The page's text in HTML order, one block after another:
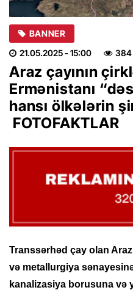
BANNER
21.05.2025- 15:00 384
Araz çayının
Ermənistanı
hansı ölkələrin
FOTOFAKTLAR
Transsərhəd çay olan
və metallurgiya
kanalizasiya borusuna və